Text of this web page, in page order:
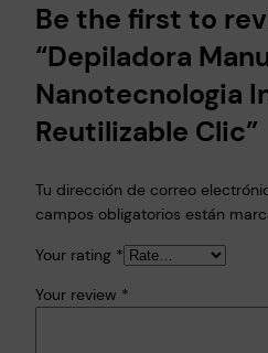
Be the first to
“Depiladora
Nanotecnologia
Reutilizable Clic”
Tu dirección de correo
campos obligatorios están
Your rating *
Your review *